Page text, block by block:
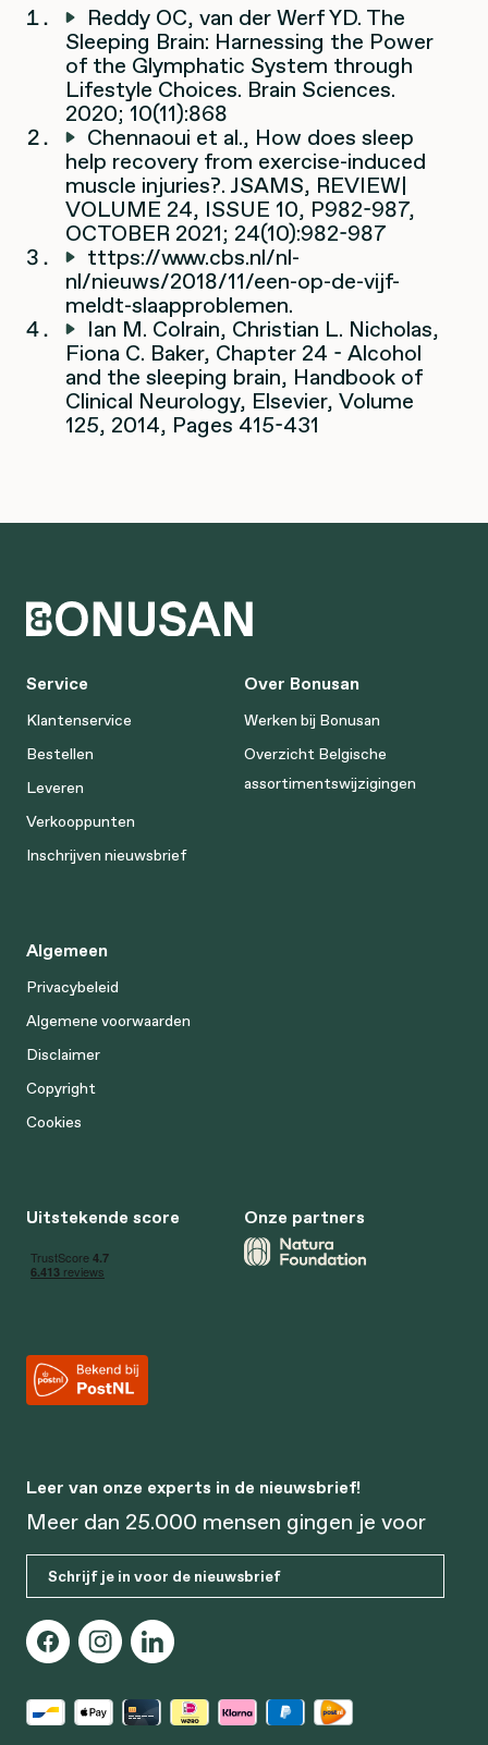
Reddy OC, van der Werf YD. The
Sleeping Brain: Harnessing the Power
of the Glymphatic System through
Lifestyle Choices. Brain Sciences.
2020; 10(11):868
Chennaoui et al., How does sleep
help recovery from exercise-induced
muscle injuries?. JSAMS, REVIEW|
VOLUME 24, ISSUE 10, P982-987,
OCTOBER 2021; 24(10):982-987
tttps://www.cbs.nl/nl-
nl/nieuws/2018/11/een-op-de-vijf-
meldt-slaapproblemen.
Ian M. Colrain, Christian L. Nicholas,
Fiona C. Baker, Chapter 24 - Alcohol
and the sleeping brain, Handbook of
Clinical Neurology, Elsevier, Volume
125, 2014, Pages 415-431
Service
Klantenservice
Bestellen
Leveren
Verkooppunten
Inschrijven nieuwsbrief
Over Bonusan
Werken bij Bonusan
Overzicht Belgische
assortimentswijzigingen
Algemeen
Privacybeleid
Algemene voorwaarden
Disclaimer
Copyright
Cookies
Uitstekende score Onze partners
Leer van onze experts in de nieuwsbrief!
Meer dan 25.000 mensen gingen je voor
Schrijf je in voor de nieuwsbrief